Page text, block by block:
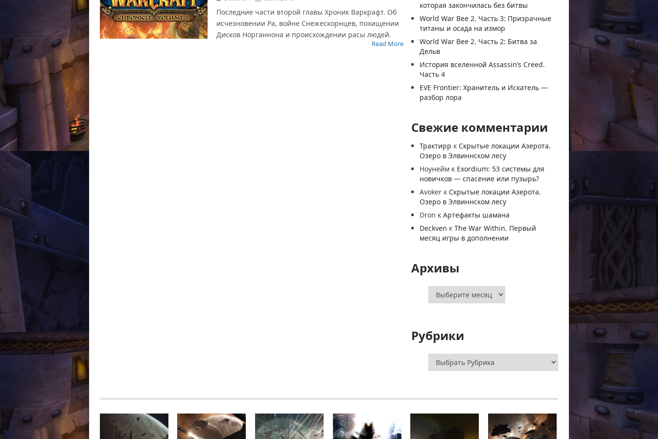
Последние части второй главы Хроник Варкрафт. Об
исчезновении Ра, войне Снежескорнцев, похищении
Дисков Норганнона и происхождении расы людей.
Read More
которая закончилась без битвы
World War Bee 2. Часть 3: Призрачные
титаны и осада на измор
World War Bee 2. Часть 2: Битва за
Дельв
История вселенной Assassin’s Creed.
Часть 4
EVE Frontier: Хранитель и Искатель —
разбор лора
Свежие комментарии
Трактирр к Скрытые локации Азерота.
Озеро в Элвиннском лесу
Ноунейм к Exordium: 53 системы для
новичков — спасение или пузырь?
Avoker к Скрытые локации Азерота.
Озеро в Элвиннском лесу
Dron кАртефакты шамана
Deckven кThe War Within. Первый
месяц игры в дополнении
Архивы
Архивы
Рубрики
Рубрики